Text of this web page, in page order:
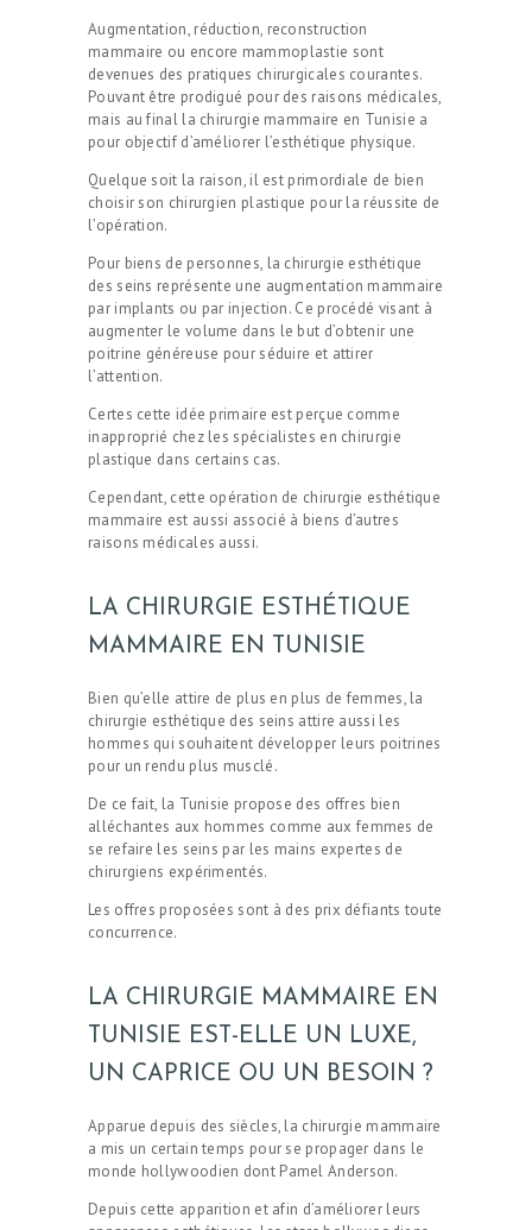
Augmentation, réduction, reconstruction
mammaire ou encore mammoplastie sont
devenues des pratiques chirurgicales courantes.
Pouvant être prodigué pour des raisons médicales,
mais au final la chirurgie mammaire en Tunisie a
pour objectif d’améliorer l’esthétique physique.
Quelque soit la raison, il est primordiale de bien
choisir son chirurgien plastique pour la réussite de
l’opération.
Pour biens de personnes, la chirurgie esthétique
des seins représente une augmentation mammaire
par implants ou par injection. Ce procédé visant à
augmenter le volume dans le but d’obtenir une
poitrine généreuse pour séduire et attirer
l’attention.
Certes cette idée primaire est perçue comme
inapproprié chez les spécialistes en chirurgie
plastique dans certains cas.
Cependant, cette opération de chirurgie esthétique
mammaire est aussi associé à biens d’autres
raisons médicales aussi.
LA CHIRURGIE ESTHÉTIQUE
MAMMAIRE EN TUNISIE
Bien qu’elle attire de plus en plus de femmes, la
chirurgie esthétique des seins attire aussi les
hommes qui souhaitent développer leurs poitrines
pour un rendu plus musclé.
De ce fait, la Tunisie propose des offres bien
alléchantes aux hommes comme aux femmes de
se refaire les seins par les mains expertes de
chirurgiens expérimentés.
Les offres proposées sont à des prix défiants toute
concurrence.
LA CHIRURGIE MAMMAIRE EN
TUNISIE EST-ELLE UN LUXE,
UN CAPRICE OU UN BESOIN ?
Apparue depuis des siècles, la chirurgie mammaire
a mis un certain temps pour se propager dans le
monde hollywoodien dont Pamel Anderson.
Depuis cette apparition et afin d’améliorer leurs